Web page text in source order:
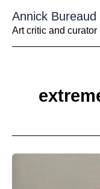
contenu
Annick Bureaud
Art critic and curator